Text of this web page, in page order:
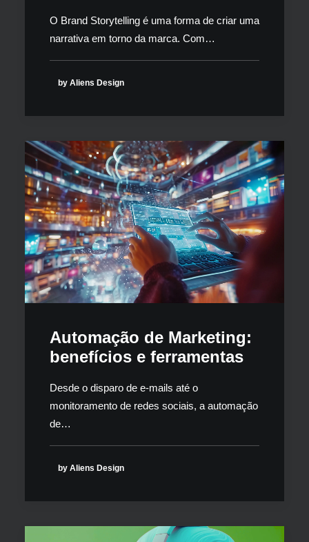
O Brand Storytelling é uma forma de criar uma
narrativa em torno da marca. Com…
by Aliens Design
Automação de Marketing:
benefícios e ferramentas
Desde o disparo de e-mails até o
monitoramento de redes sociais, a automação
de…
by Aliens Design